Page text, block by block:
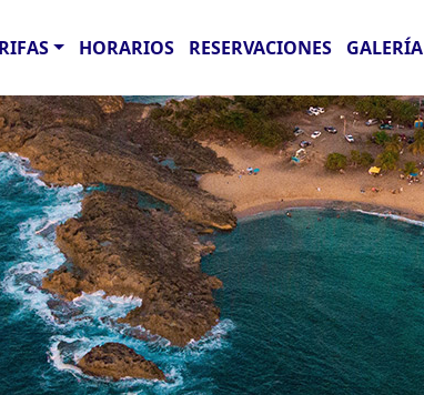
HORARIOS RESERVACIONES GALERÍA